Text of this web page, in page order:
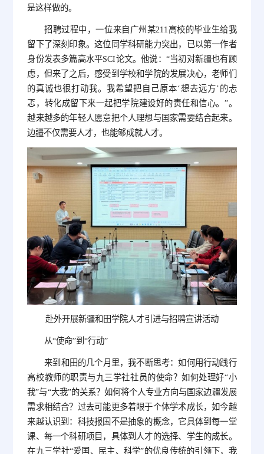
是这样做的。
招聘过程中，一位来自广州某211高校的毕业生给我
留下了深刻印象。这位同学科研能力突出，已以第一作者
身份发表多篇高水平SCI论文。他说：“当初对新疆也有顾
虑，但来了之后，感受到学校和学院的发展决心，老师们
的真诚也很打动我。我希望把自己原本‘想去远方’的忐
忑，转化成留下来一起把学院建设好的责任和信心。”。
越来越多的年轻人愿意把个人理想与国家需要结合起来。
边疆不仅需要人才，也能够成就人才。
赴外开展新疆和田学院人才引进与招聘宣讲活动
从“使命”到“行动”
来到和田的几个月里，我不断思考：如何用行动践行
高校教师的职责与九三学社社员的使命？如何处理好“小
我”与“大我”的关系？如何将个人专业方向与国家边疆发展
需求相结合？过去可能更多着眼于个体学术成长，如今越
来越认识到：科技报国不是抽象的概念，它具体到每一堂
课、每一个科研项目，具体到人才的选择、学生的成长。
在九三学社“爱国、民主、科学”的优良传统的引领下，我